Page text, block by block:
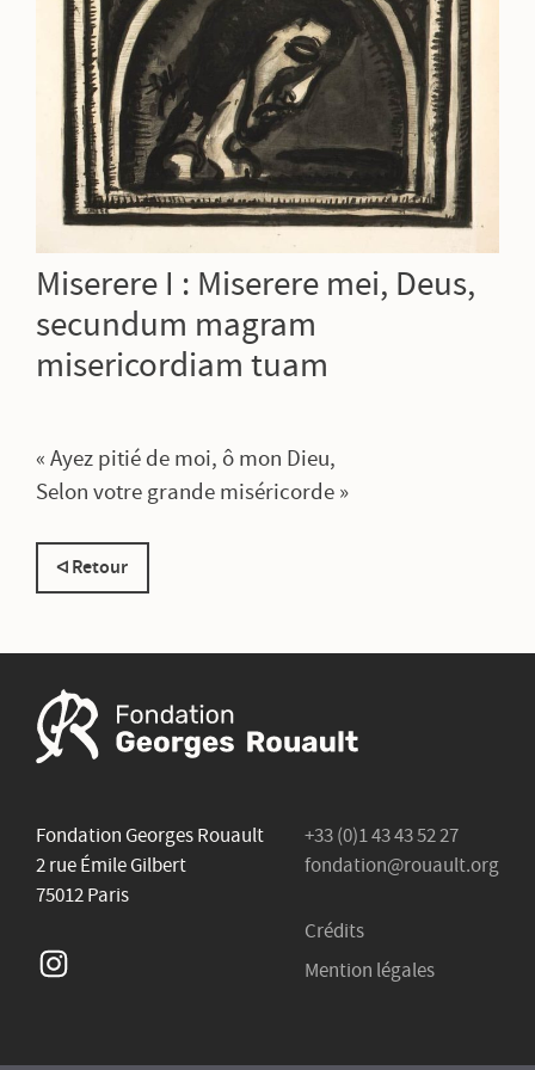
Miserere I : Miserere mei, Deus,
secundum magram
misericordiam tuam
« Ayez pitié de moi, ô mon Dieu,
Selon votre grande miséricorde »
Retour
Fondation Georges Rouault
2 rue Émile Gilbert
75012 Paris
Instagram
+33 (0)1 43 43 52 27
fondation@rouault.org
Crédits
Mention légales